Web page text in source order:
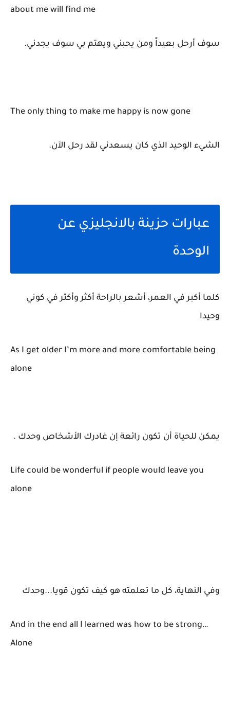
about me will find me
سوف أرحل بعيداً ومن يحبني ويهتم بي سوف يجدني.
The only thing to make me happy is now gone
الشيء الوحيد الذي كان يسعدني لقد رحل الآن.
عبارات حزينة بالانجليزي عن
الوحدة
كلما أكبر في العمر، أشعر بالراحة أكثر وأكثر في كوني
وحيدا
As I get older I’m more and more comfortable being
alone
يمكن للحياة أن تكون رائعة إن غادرك الأشخاص وحدك .
Life could be wonderful if people would leave you
alone
وفي النهاية، كل ما تعلمته هو كيف تكون قويا...وحدك
And in the end all I learned was how to be strong…
Alone